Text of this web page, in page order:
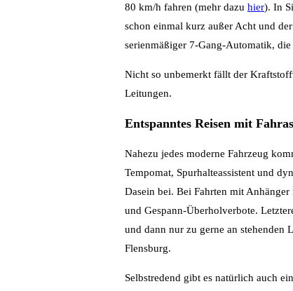
80 km/h fahren (mehr dazu hier). In
schon einmal kurz außer Acht und
serienmäßiger 7-Gang-Automatik,
Nicht so unbemerkt fällt der
Leitungen.
Entspanntes Reisen mit
Nahezu jedes moderne Fahrzeug
Tempomat, Spurhalteassistent und
Dasein bei. Bei Fahrten mit
und Gespann-Überholverbote.
und dann nur zu gerne an
Flensburg.
Selbstredend gibt es natürlich auch